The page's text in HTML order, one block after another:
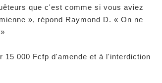
que c'est comme si vous aviez
», répond Raymond D. « On ne
15 000 Fcfp d'amende et à l'interdiction